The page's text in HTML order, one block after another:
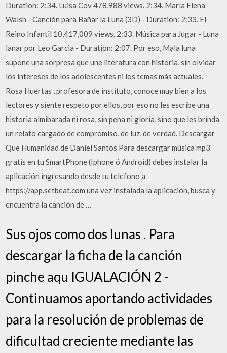
Duration: 2:34. Luisa Cov 478,988 views. 2:34. María Elena
Walsh - Canción para Bañar la Luna (3D) - Duration: 2:33. El
Reino Infantil 10,417,009 views. 2:33. Música para Jugar - Luna
lanar por Leo Garcia - Duration: 2:07. Por eso, Mala luna
supone una sorpresa que une literatura con historia, sin olvidar
los intereses de los adolescentes ni los temas más actuales.
Rosa Huertas , profesora de instituto, conoce muy bien a los
lectores y siente respeto por ellos, por eso no les escribe una
historia almibarada ni rosa, sin pena ni gloria, sino que les brinda
un relato cargado de compromiso, de luz, de verdad. Descargar
Que Humanidad de Daniel Santos Para descargar música mp3
gratis en tu SmartPhone (Iphone ó Android) debes instalar la
aplicación ingresando desde tu telefono a
https://app.setbeat.com una vez instalada la aplicación, busca y
encuentra la canción de …
Sus ojos como dos lunas . Para
descargar la ficha de la canción
pinche aqu IGUALACIÓN 2 -
Continuamos aportando actividades
para la resolución de problemas de
dificultad creciente mediante las